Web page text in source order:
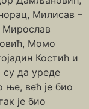
Милисав –
Мирослав
Момо
Костић и
да уреде
ње, већ је био
је био